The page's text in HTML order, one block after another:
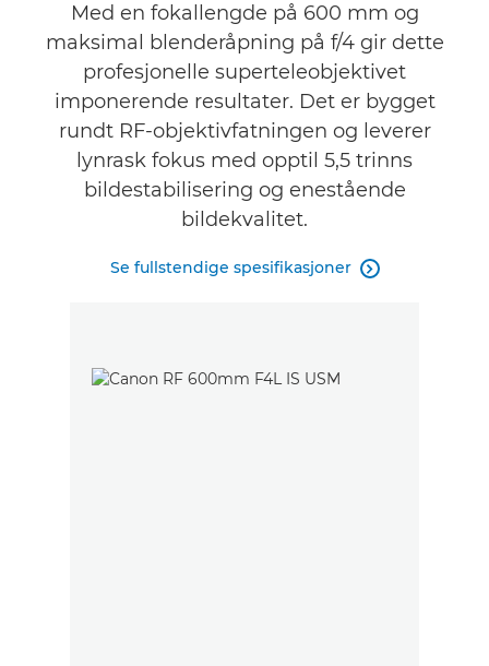
Vurderinger
Støtte
Med en fokallengde på 600 mm og
maksimal blenderåpning på f/4 gir dette
profesjonelle superteleobjektivet
imponerende resultater. Det er bygget
rundt RF-objektivfatningen og leverer
lynrask fokus med opptil 5,5 trinns
bildestabilisering og enestående
bildekvalitet.
Se fullstendige spesifikasjoner 